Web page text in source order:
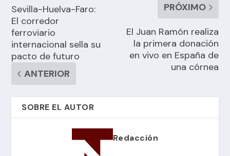
Sevilla-Huelva-Faro:
El corredor
ferroviario
internacional sella su
pacto de futuro
ANTERIOR
PRÓXIMO
El Juan Ramón realiza
la primera donación
en vivo en España de
una córnea
SOBRE EL AUTOR
Redacción